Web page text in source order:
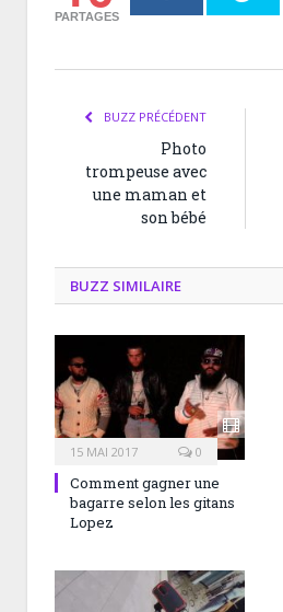
PARTAGES
BUZZ PRÉCÉDENT
Photo
trompeuse avec
une maman et
son bébé
BUZZ SIMILAIRE
15 MAI 2017 0
Comment gagner une
bagarre selon les gitans
Lopez